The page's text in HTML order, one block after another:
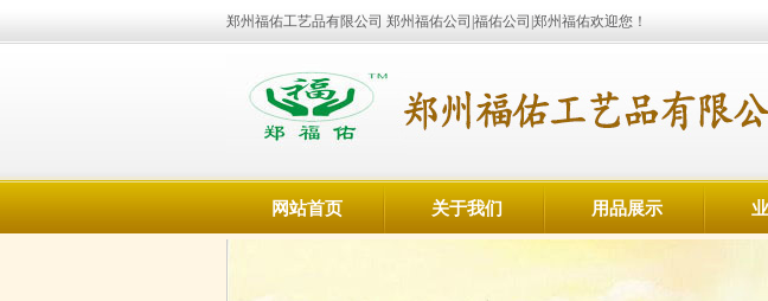
郑州福佑工艺品有限公司 郑州福佑公司|福佑公司|郑州福佑欢迎您！
网站首页 关于我们 用品展示